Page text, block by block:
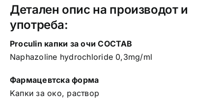
Детален опис на производот и
употреба:
Proculin капки за очи СОСТАВ
Naphazoline hydrochloride 0,3mg/ml
Фармацевтска форма
Kапки за око, раствор